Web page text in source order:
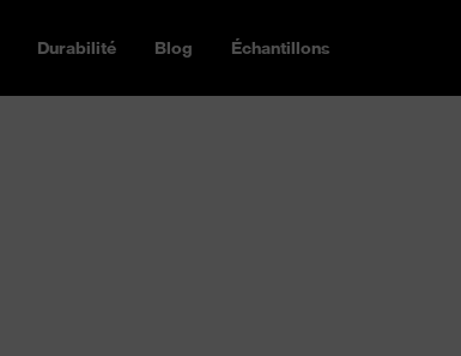
Durabilité Blog Échantillons